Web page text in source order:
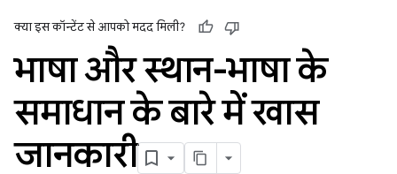
क्या इस कॉन्टेंट से आपको मदद मिली?
भाषा और स्थान-भाषा के
समाधान के बारे में खास
जानकारी